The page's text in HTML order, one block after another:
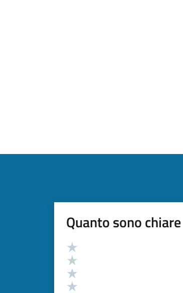
Quanto sono
Valutazione